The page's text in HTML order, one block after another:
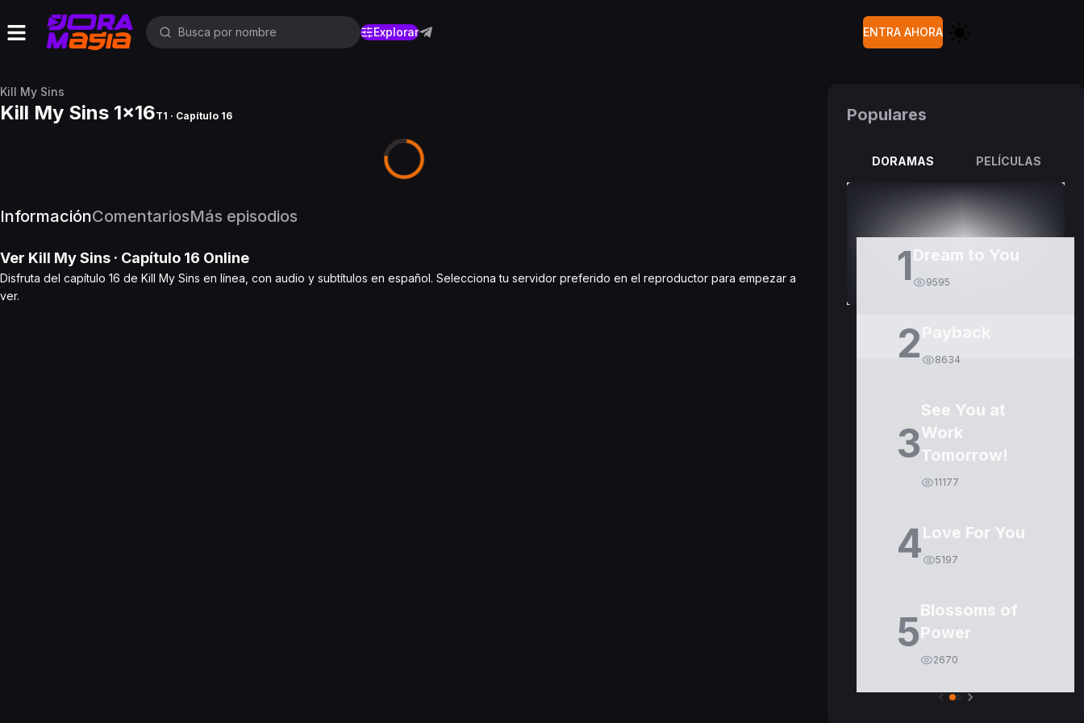
Explorar ENTRA AHORA
Kill My Sins
Kill My Sins 1x16T1 · Capítulo 16
InformaciónComentariosMás episodios
Ver Kill My Sins · Capítulo 16 Online
Disfruta del capítulo 16 de Kill My Sins en línea, con audio y subtítulos en español. Selecciona tu servidor preferido en el reproductor para empezar a
ver.
Populares
DORAMAS PELÍCULAS
1Dream to You
9595
2 8634
3
See You at
Work
Tomorrow!
11177
4Love For You
5197
5Blossoms of
Power
2670